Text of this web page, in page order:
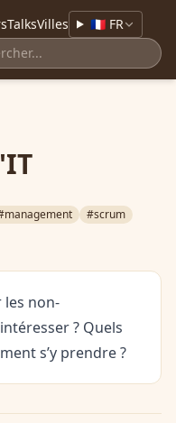
TalksVilles 🇫🇷 FR
#scrum
les non-
? Quels
s’y prendre ?